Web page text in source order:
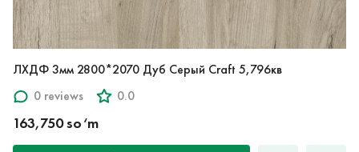
ЛХДФ 3мм 2800*2070 Дуб Серый Craft 5,796кв
0 reviews
0.0
163,750 so‘m